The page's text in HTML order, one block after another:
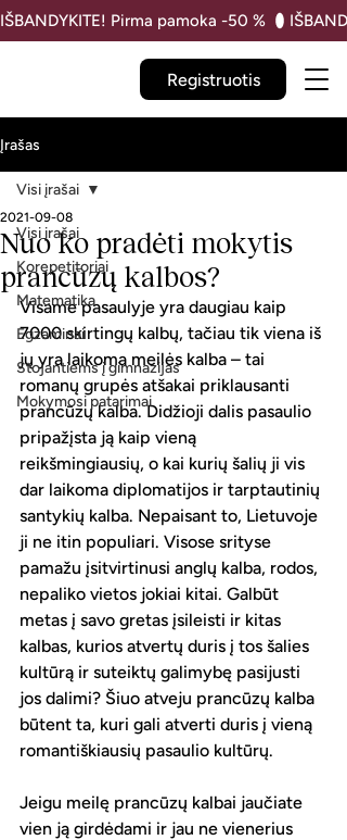
Registruotis
IŠBANDYKITE! Pirma pamoka -50 %
Įrašas
Visi įrašai
Korepetitoriai
Matematika
Egzaminai
Stojantiems į gimnazijas
Mokymosi patarimai
Visi įrašai
Nuo ko pradėti mokytis
prancūzų kalbos?
2021-09-08
Visame pasaulyje yra daugiau kaip
7000 skirtingų kalbų, tačiau tik viena iš
jų yra laikoma meilės kalba – tai
romanų grupės atšakai priklausanti
prancūzų kalba. Didžioji dalis pasaulio
pripažįsta ją kaip vieną
reikšmingiausių, o kai kurių šalių ji vis
dar laikoma diplomatijos ir tarptautinių
santykių kalba. Nepaisant to, Lietuvoje
ji ne itin populiari. Visose srityse
pamažu įsitvirtinusi anglų kalba, rodos,
nepaliko vietos jokiai kitai. Galbūt
metas į savo gretas įsileisti ir kitas
kalbas, kurios atvertų duris į tos šalies
kultūrą ir suteiktų galimybę pasijusti
jos dalimi? Šiuo atveju prancūzų kalba
būtent ta, kuri gali atverti duris į vieną
romantiškiausių pasaulio kultūrų.
Jeigu meilę prancūzų kalbai jaučiate
vien ją girdėdami ir jau ne vienerius